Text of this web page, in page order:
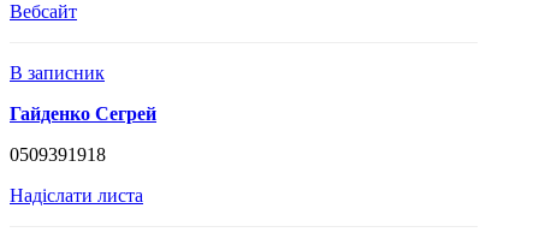
Вебсайт
В записник
Гайденко Сегрей
0509391918
Надіслати листа